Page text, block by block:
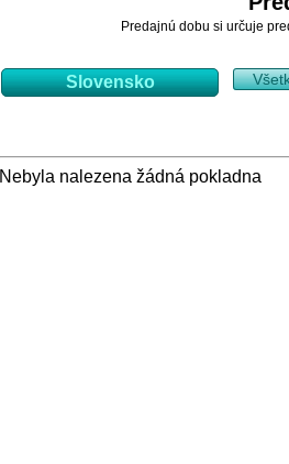
Predajnú dobu si určuje
Slovensko
Nebyla nalezena žádná pokladna